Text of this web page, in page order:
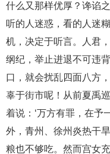
什么又那样优厚？谗谄
听的人迷惑，看的人迷
机，决定于听言。人君
纲纪，举止进退不可违
口，就会扰乱四面八方
辜于街市呢！从前夏禹
着说：‘万方有罪，在予
外，青州、徐州炎热干
粮也不够吃。然而宫女